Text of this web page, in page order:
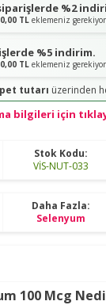
siparişlerde %2
TL eklemeniz
%5 indirim.
TL eklemeniz
tutarı üzerinden
bilgileri için
Stok Kodu:
VİS-NUT-033
Daha Fazla:
Selenyum
100 Mcg